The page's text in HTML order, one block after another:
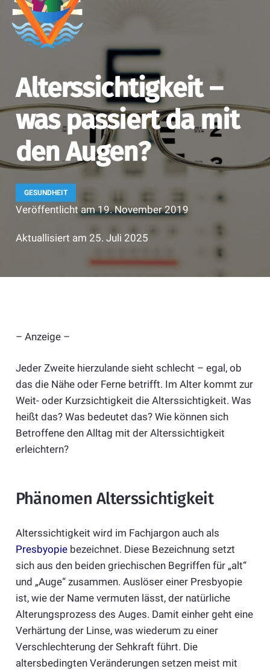
Alterssichtigkeit –
was passiert da mit
den Augen?
GESUNDHEIT
Veröffentlicht am19. November 2019
Aktuallisiert am 25. Juli 2025
– Anzeige –
Jeder Zweite hierzulande sieht schlecht – egal, ob
das die Nähe oder Ferne betrifft. Im Alter kommt zur
Weit- oder Kurzsichtigkeit die Alterssichtigkeit. Was
heißt das? Was bedeutet das? Wie können sich
Betroffene den Alltag mit der Alterssichtigkeit
erleichtern?
Phänomen Alterssichtigkeit
Alterssichtigkeit wird im Fachjargon auch als
Presbyopiebezeichnet. Diese Bezeichnung setzt
sich aus den beiden griechischen Begriffen für „alt“
und „Auge“ zusammen. Auslöser einer Presbyopie
ist, wie der Name vermuten lässt, der natürliche
Alterungsprozess des Auges. Damit einher geht eine
Verhärtung der Linse, was wiederum zu einer
Verschlechterung der Sehkraft führt. Die
altersbedingten Veränderungen setzen meist mit